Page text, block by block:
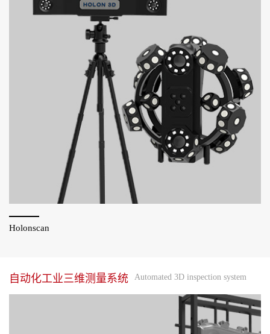
Holonscan
自动化工业三维测量系统 Automated 3D inspection system